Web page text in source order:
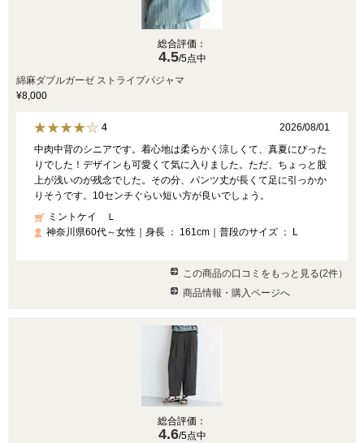
総合評価：
4.5/5点中
綿麻ダブルガーゼ ストライプパジャマ
¥8,000
4
2026/08/01
中肉中背のシニアです。着心地は柔らかく涼しくて、真夏にぴった
りでした！デザインも可愛くて気に入りました。ただ、ちょっと股
上が浅いのが残念でした。その分、パンツ丈が長くて足に引っかか
りそうです。10センチぐらい短い方が良いでしょう。
ミントケイ Ｌ
神奈川県60代～女性｜身長 ： 161cm｜普段のサイズ ： L
この商品の口コミをもっと見る(2件）
商品情報・購入ページへ
総合評価：
4.6/5点中